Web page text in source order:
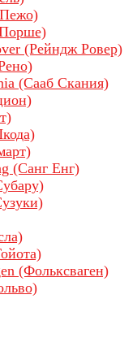
(Рейндж Ровер)
(Сааб Скания)
(Санг Енг)
(Фольксваген)